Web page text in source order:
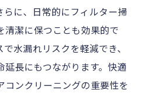
に、日常的にフィルター掃
清潔に保つことも効果的で
水漏れリスクを軽減でき、
長にもつながります。快適
コンクリーニングの重要性を